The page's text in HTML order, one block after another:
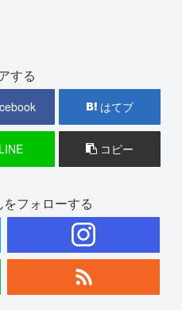
する
はてブ
LINE コピー
フォローする